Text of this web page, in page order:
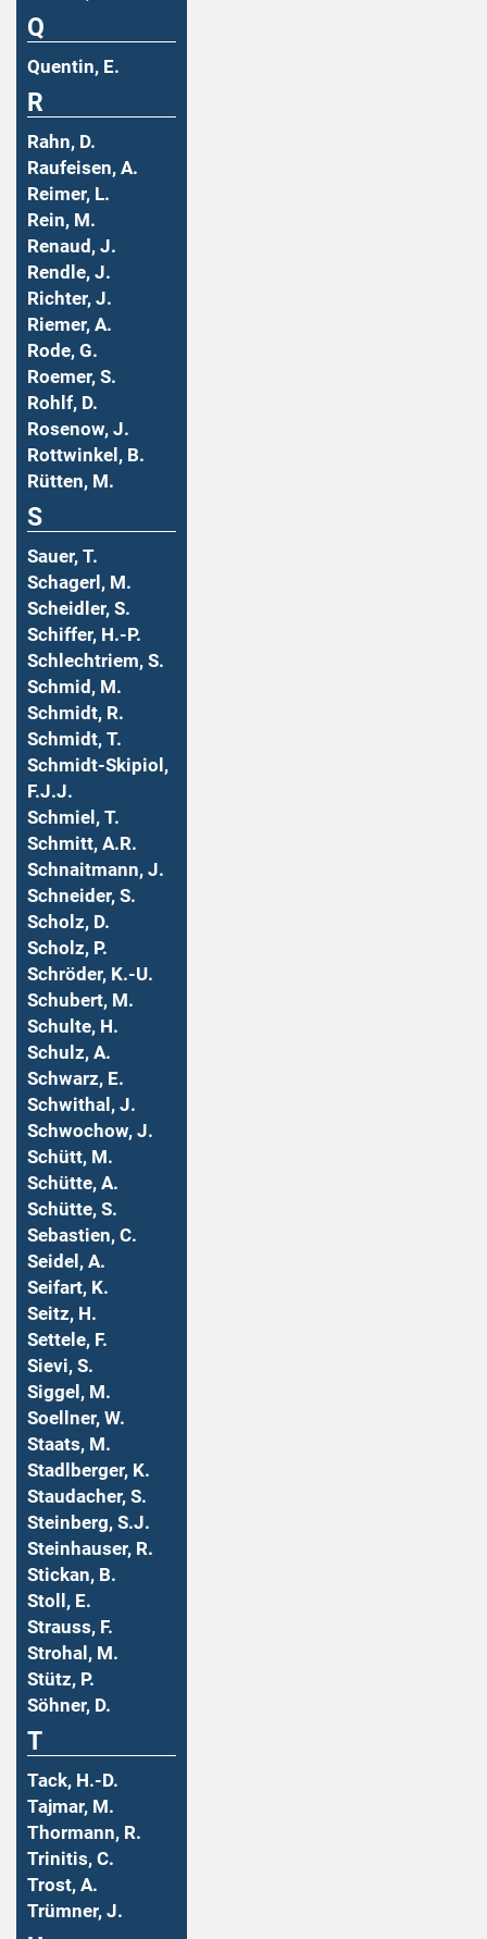
Q
Quentin, E.
R
Rahn, D.
Raufeisen, A.
Reimer, L.
Rein, M.
Renaud, J.
Rendle, J.
Richter, J.
Riemer, A.
Rode, G.
Roemer, S.
Rohlf, D.
Rosenow, J.
Rottwinkel, B.
Rütten, M.
S
Sauer, T.
Schagerl, M.
Scheidler, S.
Schiffer, H.-P.
Schlechtriem, S.
Schmid, M.
Schmidt, R.
Schmidt, T.
Schmidt-Skipiol,
F.J.J.
Schmiel, T.
Schmitt, A.R.
Schnaitmann, J.
Schneider, S.
Scholz, D.
Scholz, P.
Schröder, K.-U.
Schubert, M.
Schulte, H.
Schulz, A.
Schwarz, E.
Schwithal, J.
Schwochow, J.
Schütt, M.
Schütte, A.
Schütte, S.
Sebastien, C.
Seidel, A.
Seifart, K.
Seitz, H.
Settele, F.
Sievi, S.
Siggel, M.
Soellner, W.
Staats, M.
Stadlberger, K.
Staudacher, S.
Steinberg, S.J.
Steinhauser, R.
Stickan, B.
Stoll, E.
Strauss, F.
Strohal, M.
Stütz, P.
Söhner, D.
T
Tack, H.-D.
Tajmar, M.
Thormann, R.
Trinitis, C.
Trost, A.
Trümner, J.